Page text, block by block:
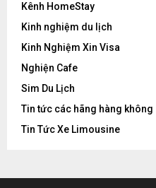
Kênh HomeStay
Kinh nghiệm du lịch
Kinh Nghiệm Xin Visa
Nghiện Cafe
Sim Du Lịch
Tin tức các hãng hàng không
Tin Tức Xe Limousine